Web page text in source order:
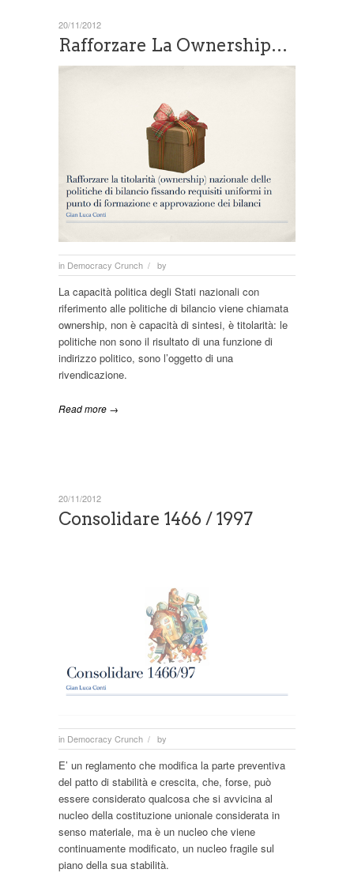
Rafforzare La Ownership…
in Democracy Crunch / by
20/11/2012
La capacità politica degli Stati nazionali con
riferimento alle politiche di bilancio viene chiamata
ownership, non è capacità di sintesi, è titolarità: le
politiche non sono il risultato di una funzione di
indirizzo politico, sono l’oggetto di una
rivendicazione.
Read more →
Consolidare 1466 / 1997
in Democracy Crunch / by
20/11/2012
E’ un reglamento che modifica la parte preventiva
del patto di stabilità e crescita, che, forse, può
essere considerato qualcosa che si avvicina al
nucleo della costituzione unionale considerata in
senso materiale, ma è un nucleo che viene
continuamente modificato, un nucleo fragile sul
piano della sua stabilità.